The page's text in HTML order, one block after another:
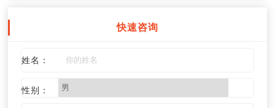
快速咨询
姓名：
性别：